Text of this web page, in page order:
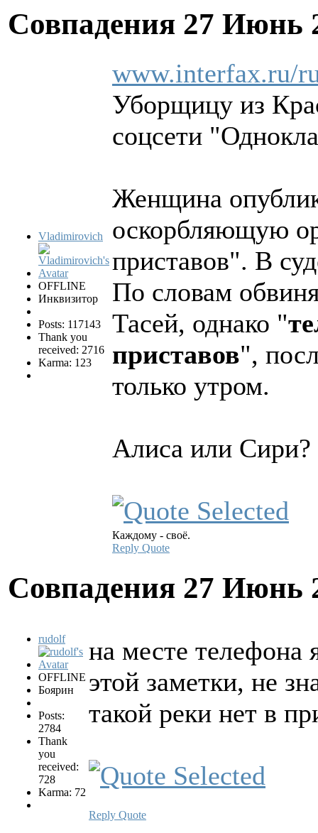
Совпадения 27 Июнь
Vladimirovich
OFFLINE
Инквизитор
Posts: 117143
Thank you
received: 2716
Karma: 123
www.interfax.ru/
Уборщицу из
соцсети
Женщина
оскорбляющую
приставов". В
По словам
Тасей, однако "
приставов",
только утром.
Алиса или Сири?
Каждому - своё.
Reply Quote
Совпадения 27 Июнь
rudolf
OFFLINE
Боярин
Posts:
2784
Thank
you
received:
728
Karma: 72
на месте телефона
этой заметки, не
такой реки нет в
Reply Quote